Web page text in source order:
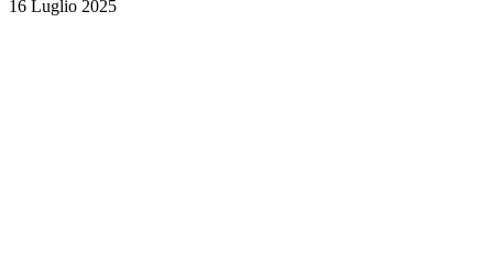
16 Luglio 2025